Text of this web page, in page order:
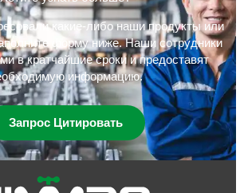
какие-либо наши продукты или
форму ниже. Наши сотрудники
в кратчайшие сроки и предоставят
информацию.
Запрос Цитировать